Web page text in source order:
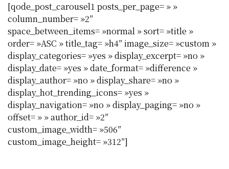
[qode_post_carousel1 posts_per_page= » »
column_number= »2″
space_between_items= »normal » sort= »title »
order= »ASC » title_tag= »h4″ image_size= »custom »
display_categories= »yes » display_excerpt= »no »
display_date= »yes » date_format= »difference »
display_author= »no » display_share= »no »
display_hot_trending_icons= »yes »
display_navigation= »no » display_paging= »no »
offset= » » author_id= »2″
custom_image_width= »506″
custom_image_height= »312″]